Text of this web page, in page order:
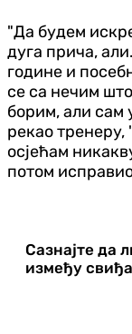
"Да будем
дуга прича,
године и
се са нечим
борим, али сам
рекао
осјећам
потом
Сазнајте да
између